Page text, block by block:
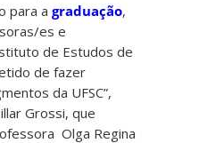
para agraduação,
es e
de Estudos de
de fazer
da UFSC”,
Grossi, que
Olga Regina